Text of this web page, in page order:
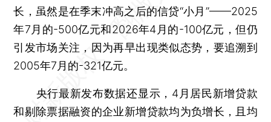
长，虽然是在季末冲高之后的信贷“小月”——2025
年7月的-500亿元和2026年4月的-100亿元，但仍
引发市场关注，因为再早出现类似态势，要追溯到
2005年7月的-321亿元。
央行最新发布数据还显示，4月居民新增贷款
和剔除票据融资的企业新增贷款均为负增长，且均